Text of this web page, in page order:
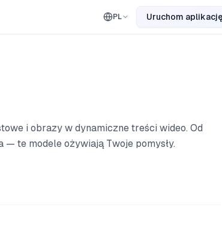
PL Uruchom aplikację
i obrazy w dynamiczne treści wideo. Od
te modele ożywiają Twoje pomysły.